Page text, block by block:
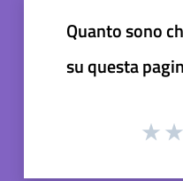
Quanto sono
su questa